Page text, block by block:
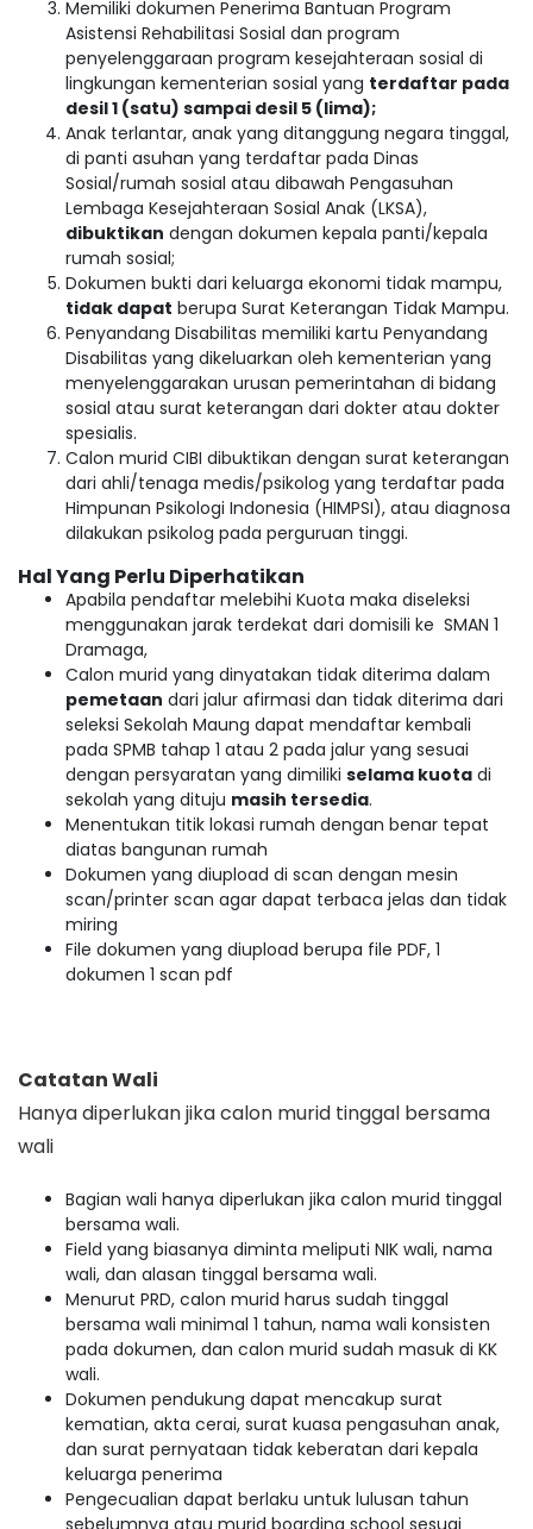
Memiliki dokumen Penerima Bantuan Program
Asistensi Rehabilitasi Sosial dan program
penyelenggaraan program kesejahteraan sosial di
lingkungan kementerian sosial yang terdaftar pada
desil 1 (satu) sampai desil 5 (lima);
Anak terlantar, anak yang ditanggung negara tinggal,
di panti asuhan yang terdaftar pada Dinas
Sosial/rumah sosial atau dibawah Pengasuhan
Lembaga Kesejahteraan Sosial Anak (LKSA),
dibuktikan dengan dokumen kepala panti/kepala
rumah sosial;
Dokumen bukti dari keluarga ekonomi tidak mampu,
tidak dapat berupa Surat Keterangan Tidak Mampu.
Penyandang Disabilitas memiliki kartu Penyandang
Disabilitas yang dikeluarkan oleh kementerian yang
menyelenggarakan urusan pemerintahan di bidang
sosial atau surat keterangan dari dokter atau dokter
spesialis.
Calon murid CIBI dibuktikan dengan surat keterangan
dari ahli/tenaga medis/psikolog yang terdaftar pada
Himpunan Psikologi Indonesia (HIMPSI), atau diagnosa
dilakukan psikolog pada perguruan tinggi.
Hal Yang Perlu Diperhatikan
Apabila pendaftar melebihi Kuota maka diseleksi
menggunakan jarak terdekat dari domisili ke SMAN 1
Dramaga,
Calon murid yang dinyatakan tidak diterima dalam
pemetaan dari jalur afirmasi dan tidak diterima dari
seleksi Sekolah Maung dapat mendaftar kembali
pada SPMB tahap 1 atau 2 pada jalur yang sesuai
dengan persyaratan yang dimiliki selama kuota di
sekolah yang dituju masih tersedia.
Menentukan titik lokasi rumah dengan benar tepat
diatas bangunan rumah
Dokumen yang diupload di scan dengan mesin
scan/printer scan agar dapat terbaca jelas dan tidak
miring
File dokumen yang diupload berupa file PDF, 1
dokumen 1 scan pdf
Catatan Wali
Hanya diperlukan jika calon murid tinggal bersama
wali
Bagian wali hanya diperlukan jika calon murid tinggal
bersama wali.
Field yang biasanya diminta meliputi NIK wali, nama
wali, dan alasan tinggal bersama wali.
Menurut PRD, calon murid harus sudah tinggal
bersama wali minimal 1 tahun, nama wali konsisten
pada dokumen, dan calon murid sudah masuk di KK
wali.
Dokumen pendukung dapat mencakup surat
kematian, akta cerai, surat kuasa pengasuhan anak,
dan surat pernyataan tidak keberatan dari kepala
keluarga penerima
Pengecualian dapat berlaku untuk lulusan tahun
sebelumnya atau murid boarding school sesuai